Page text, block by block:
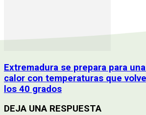
Extremadura se prepara para
calor con temperaturas que
los 40 grados
DEJA UNA RESPUESTA